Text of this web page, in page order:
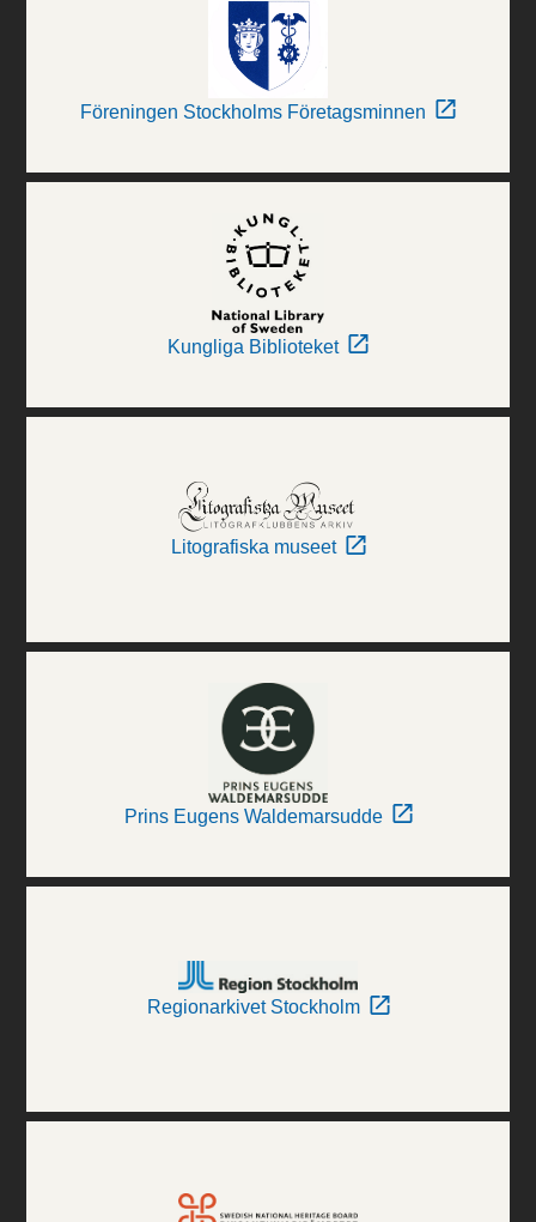
Föreningen Stockholms Företagsminnen
Kungliga Biblioteket
Litografiska museet
Prins Eugens Waldemarsudde
Regionarkivet Stockholm